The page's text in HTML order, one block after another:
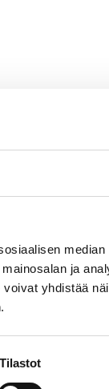
ja
yhdistää
Tilastot